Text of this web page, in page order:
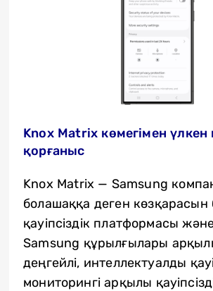
Knox Matrix көмегімен үлкен
қорғаныс
Knox Matrix — Samsung
болашаққа деген көзқарасын
қауіпсіздік платформасы
Samsung құрылғылары
деңгейлі, интеллектуалды
мониторингі арқылы